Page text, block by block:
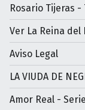
Rosario Tijeras -
Ver La Reina del
Aviso Legal
LA VIUDA DE
Amor Real -